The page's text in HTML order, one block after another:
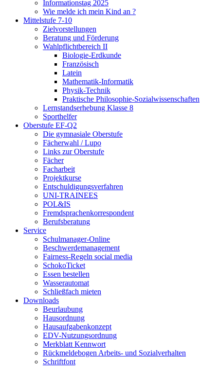
Informationstag 2025
Wie melde ich mein Kind an ?
Mittelstufe 7-10
Zielvorstellungen
Beratung und Förderung
Wahlpflichtbereich II
Biologie-Erdkunde
Französisch
Latein
Mathematik-Informatik
Physik-Technik
Praktische Philosophie-Sozialwissenschaften
Lernstandserhebung Klasse 8
Sporthelfer
Oberstufe EF-Q2
Die gymnasiale Oberstufe
Fächerwahl / Lupo
Links zur Oberstufe
Fächer
Facharbeit
Projektkurse
Entschuldigungsverfahren
UNI-TRAINEES
POL&IS
Fremdsprachenkorrespondent
Berufsberatung
Service
Schulmanager-Online
Beschwerdemanagement
Fairness-Regeln social media
SchokoTicket
Essen bestellen
Wasserautomat
Schließfach mieten
Downloads
Beurlaubung
Hausordnung
Hausaufgabenkonzept
EDV-Nutzungsordnung
Merkblatt Kennwort
Rückmeldebogen Arbeits- und Sozialverhalten
Schriftfont